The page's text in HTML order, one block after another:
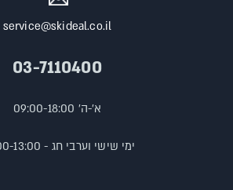
service@skideal.co.il
03-7110400
א'-ה' 09:00-18:00
ימי שישי וערבי חג - 09:00-13:00